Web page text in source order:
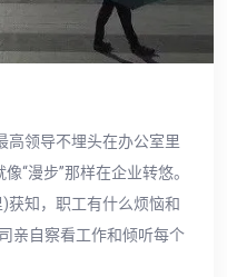
高领导不埋头在办公室里
“漫步”那样在企业转悠。
获知，职工有什么烦恼和
亲自察看工作和倾听每个